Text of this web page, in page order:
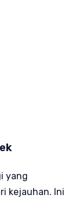
yang
kejauhan. Ini